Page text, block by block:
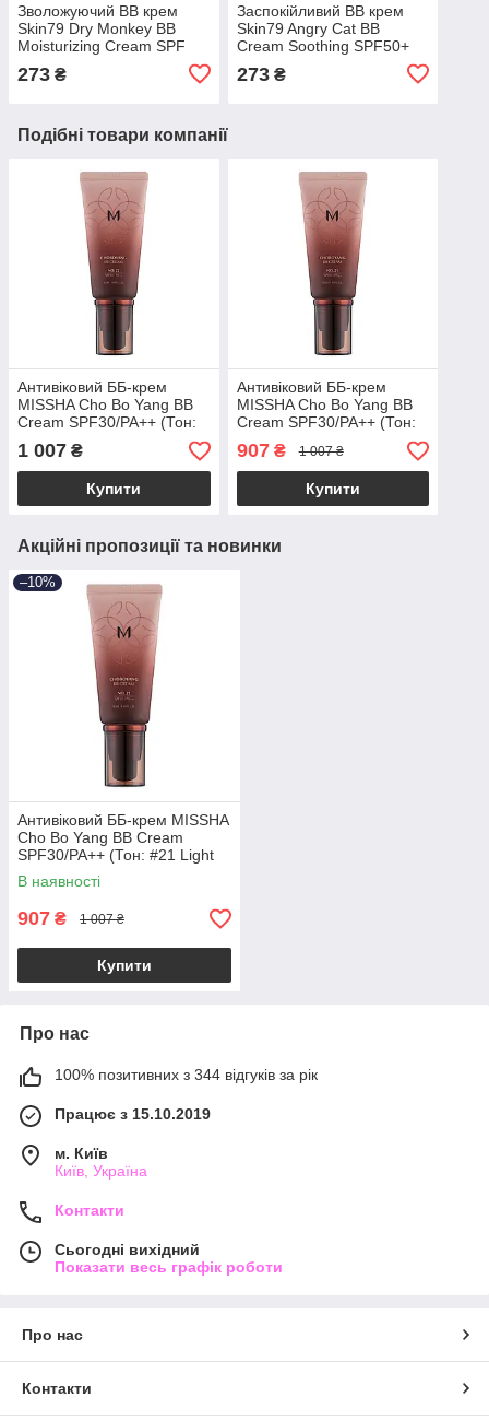
Зволожуючий BB крем
Skin79 Dry Monkey BB
Moisturizing Cream SPF
273 ₴
Заспокійливий BB крем
Skin79 Angry Cat BB
Cream Soothing SPF50+
273₴
Подібні товари компанії
Антивіковий ББ-крем
MISSHA Cho Bo Yang BB
Cream SPF30/PA++ (Тон:
#22 Soft Beige) 50ml
1 007 ₴
Купити
Антивіковий ББ-крем
MISSHA Cho Bo Yang BB
Cream SPF30/PA++ (Тон:
#21 Light Beige) 50ml
907₴ 1 007 ₴
Купити
Акційні пропозиції та новинки
–10%
Антивіковий ББ-крем MISSHA
Cho Bo Yang BB Cream
SPF30/PA++ (Тон: #21 Light
Beige) 50ml
В наявності
907 ₴ 1 007 ₴
Купити
Про нас
100% позитивних з 344 відгуків за рік
Працює з 15.10.2019
м. Київ
Київ, Україна
Контакти
Сьогодні вихідний
Показати весь графік роботи
Про нас
Контакти